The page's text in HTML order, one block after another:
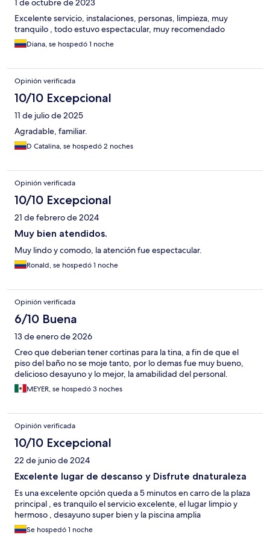
1 de octubre de 2023
Excelente servicio, instalaciones, personas, limpieza, muy
tranquilo , todo estuvo espectacular, muy recomendado
Diana, se hospedó 1 noche
Opinión verificada
10/10 Excepcional
11 de julio de 2025
Agradable, familiar.
D Catalina, se hospedó 2 noches
Opinión verificada
10/10 Excepcional
21 de febrero de 2024
Muy bien atendidos.
Muy lindo y comodo, la atención fue espectacular.
Ronald, se hospedó 1 noche
Opinión verificada
6/10 Buena
13 de enero de 2026
Creo que deberian tener cortinas para la tina, a fin de que el
piso del baño no se moje tanto, por lo demas fue muy bueno,
delicioso desayuno y lo mejor, la amabilidad del personal.
MEYER, se hospedó 3 noches
Opinión verificada
10/10 Excepcional
22 de junio de 2024
Excelente lugar de descanso y Disfrute dnaturaleza
Es una excelente opción queda a 5 minutos en carro de la plaza
principal , es tranquilo el servicio excelente, el lugar limpio y
hermoso , desayuno super bien y la piscina amplia
Se hospedó 1 noche